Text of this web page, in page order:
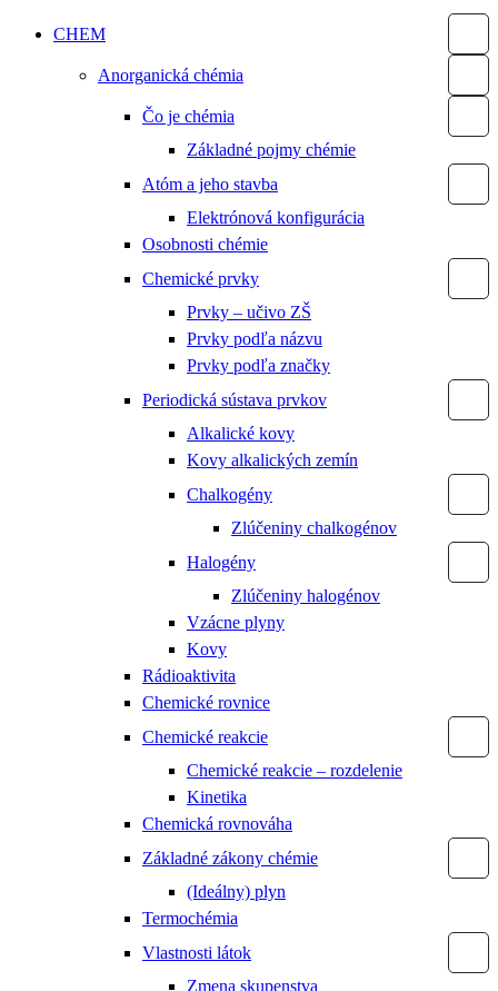
CHEM
Anorganická chémia
Čo je chémia
Základné pojmy chémie
Atóm a jeho stavba
Elektrónová konfigurácia
Osobnosti chémie
Chemické prvky
Prvky – učivo ZŠ
Prvky podľa názvu
Prvky podľa značky
Periodická sústava prvkov
Alkalické kovy
Kovy alkalických zemín
Chalkogény
Zlúčeniny chalkogénov
Halogény
Zlúčeniny halogénov
Vzácne plyny
Kovy
Rádioaktivita
Chemické rovnice
Chemické reakcie
Chemické reakcie – rozdelenie
Kinetika
Chemická rovnováha
Základné zákony chémie
(Ideálny) plyn
Termochémia
Vlastnosti látok
Zmena skupenstva